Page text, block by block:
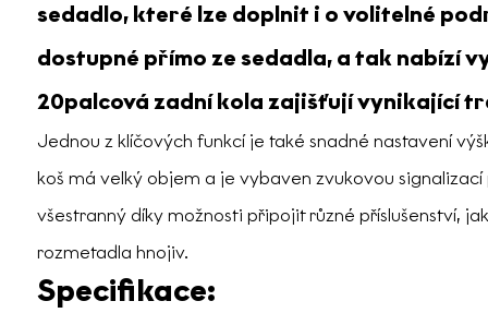
sedadlo, které lze doplnit i o volitelné
dostupné přímo ze sedadla, a tak nabízí
20palcová zadní kola zajišťují vynikající
Jednou z klíčových funkcí je také snadné nastavení
koš má velký objem a je vybaven zvukovou
všestranný díky možnosti připojit různé příslušenství,
rozmetadla hnojiv.
Specifikace: